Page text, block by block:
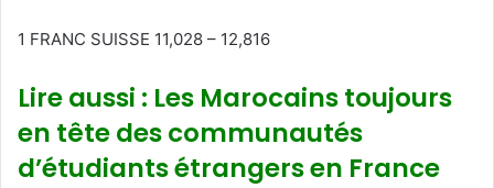
1 FRANC SUISSE 11,028 – 12,816
Lire aussi : Les Marocains toujours
en tête des communautés
d’étudiants étrangers en France